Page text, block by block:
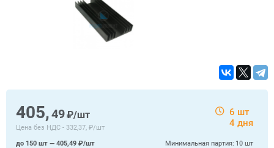
405,49₽/шт
Цена без НДС - 332,37, ₽/шт
6 шт
4 дня
Минимальная партия: 10 шт
до 150 шт — 405,49 ₽/шт